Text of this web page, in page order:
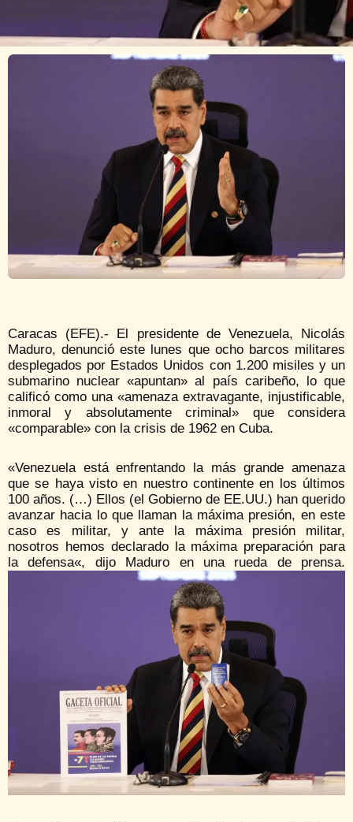
Caracas (EFE).- El presidente de Venezuela, Nicolás
Maduro, denunció este lunes que ocho barcos militares
desplegados por Estados Unidos con 1.200 misiles y un
submarino nuclear «apuntan» al país caribeño, lo que
calificó como una «amenaza extravagante, injustificable,
inmoral y absolutamente criminal» que considera
«comparable» con la crisis de 1962 en Cuba.
«Venezuela está enfrentando la más grande amenaza
que se haya visto en nuestro continente en los últimos
100 años. (…) Ellos (el Gobierno de EE.UU.) han querido
avanzar hacia lo que llaman la máxima presión, en este
caso es militar, y ante la máxima presión militar,
nosotros hemos declarado la máxima preparación para
la defensa«, dijo Maduro en una rueda de prensa.